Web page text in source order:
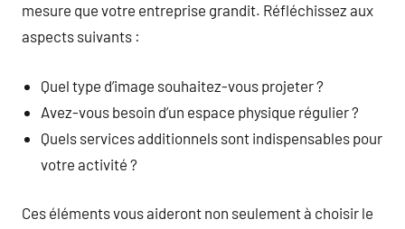
mesure que votre entreprise grandit. Réfléchissez aux
aspects suivants :
Quel type d’image souhaitez-vous projeter ?
Avez-vous besoin d’un espace physique régulier ?
Quels services additionnels sont indispensables pour
votre activité ?
Ces éléments vous aideront non seulement à choisir le